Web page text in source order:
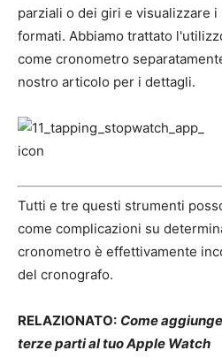
parziali o dei giri e visualizzare
formati. Abbiamo trattato
come cronometro
nostro articolo per i dettagli.
Tutti e tre questi strumenti
come complicazioni su
cronometro è effettivamente
del cronografo.
RELAZIONATO: Come
terze parti al tuo Apple Watch